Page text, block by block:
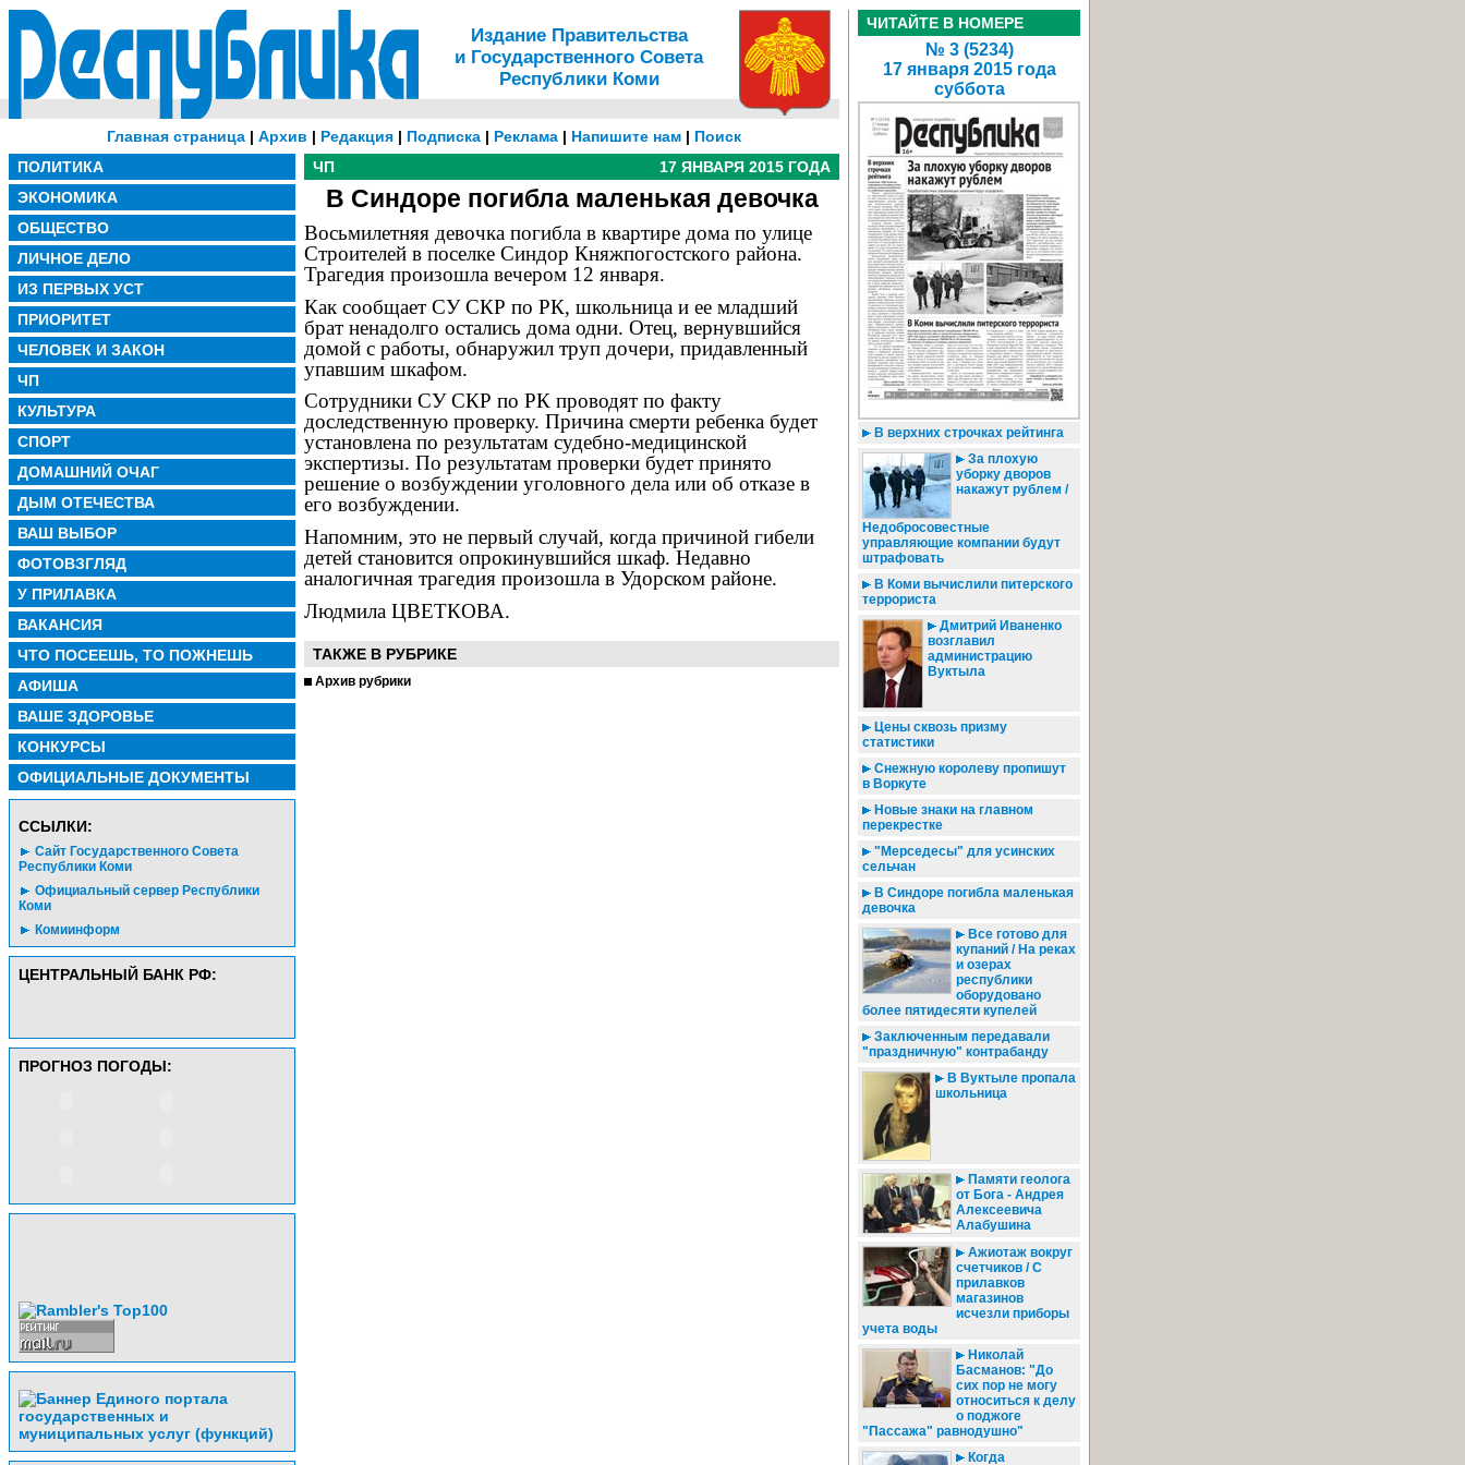
Издание Правительства
и Государственного Совета
Республики Коми
Главная страница | Архив | Редакция | Подписка | Реклама | Напишите нам | Поиск
ПОЛИТИКА
ЭКОНОМИКА
ОБЩЕСТВО
ЛИЧНОЕ ДЕЛО
ИЗ ПЕРВЫХ УСТ
ПРИОРИТЕТ
ЧЕЛОВЕК И ЗАКОН
ЧП
КУЛЬТУРА
СПОРТ
ДОМАШНИЙ ОЧАГ
ДЫМ ОТЕЧЕСТВА
ВАШ ВЫБОР
ФОТОВЗГЛЯД
У ПРИЛАВКА
ВАКАНСИЯ
ЧТО ПОСЕЕШЬ, ТО ПОЖНЕШЬ
АФИША
ВАШЕ ЗДОРОВЬЕ
КОНКУРСЫ
ОФИЦИАЛЬНЫЕ ДОКУМЕНТЫ
CСЫЛКИ:
Сайт Государственного Совета
Республики Коми
Официальный сервер Республики
Коми
Комиинформ
ЦЕНТРАЛЬНЫЙ БАНК РФ:
ПРОГНОЗ ПОГОДЫ:
ЧП 17 ЯНВАРЯ 2015 ГОДА
В Синдоре погибла маленькая девочка
Восьмилетняя девочка погибла в квартире дома по улице
Строителей в поселке Синдор Княжпогостского района.
Трагедия произошла вечером 12 января.
Как сообщает СУ СКР по РК, школьница и ее младший
брат ненадолго остались дома одни. Отец, вернувшийся
домой с работы, обнаружил труп дочери, придавленный
упавшим шкафом.
Сотрудники СУ СКР по РК проводят по факту
доследственную проверку. Причина смерти ребенка будет
установлена по результатам судебно-медицинской
экспертизы. По результатам проверки будет принято
решение о возбуждении уголовного дела или об отказе в
его возбуждении.
Напомним, это не первый случай, когда причиной гибели
детей становится опрокинувшийся шкаф. Недавно
аналогичная трагедия произошла в Удорском районе.
Людмила ЦВЕТКОВА.
ТАКЖЕ В РУБРИКЕ
Архив рубрики
ЧИТАЙТЕ В НОМЕРЕ
№ 3 (5234)
17 января 2015 года
суббота
В верхних строчках рейтинга
За плохую
уборку дворов
накажут рублем /
Недобросовестные
управляющие компании будут
штрафовать
В Коми вычислили питерского
террориста
Дмитрий Иваненко
возглавил
администрацию
Вуктыла
Цены сквозь призму
статистики
Снежную королеву пропишут
в Воркуте
Новые знаки на главном
перекрестке
"Мерседесы" для усинских
сельчан
В Синдоре погибла маленькая
девочка
Все готово для
купаний / На реках
и озерах
республики
оборудовано
более пятидесяти купелей
Заключенным передавали
"праздничную" контрабанду
В Вуктыле пропала
школьница
Памяти геолога
от Бога - Андрея
Алексеевича
Алабушина
Ажиотаж вокруг
счетчиков / С
прилавков
магазинов
исчезли приборы
учета воды
Николай
Басманов: "До
сих пор не могу
относиться к делу
о поджоге
"Пассажа" равнодушно"
Когда